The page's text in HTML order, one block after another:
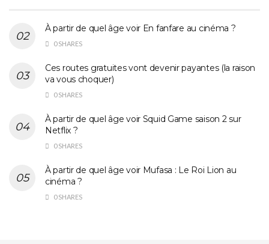
À partir de quel âge voir En fanfare au cinéma ?
0 SHARES
Ces routes gratuites vont devenir payantes (la raison
va vous choquer)
0 SHARES
À partir de quel âge voir Squid Game saison 2 sur
Netflix ?
0 SHARES
À partir de quel âge voir Mufasa : Le Roi Lion au
cinéma ?
0 SHARES